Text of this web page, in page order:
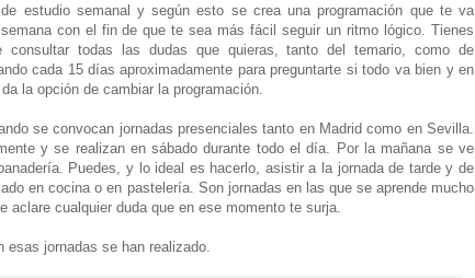
estudio semanal y según esto se crea una programación que te va
con el fin de que te sea más fácil seguir un ritmo lógico. Tienes
todas las dudas que quieras, tanto del temario, como de
cada 15 días aproximadamente para preguntarte si todo va bien y en
la opción de cambiar la programación.
se convocan jornadas presenciales tanto en Madrid como en Sevilla.
y se realizan en sábado durante todo el día. Por la mañana se ve
Puedes, y lo ideal es hacerlo, asistir a la jornada de tarde y de
en cocina o en pastelería. Son jornadas en las que se aprende mucho
aclare cualquier duda que en ese momento te surja.
jornadas se han realizado.